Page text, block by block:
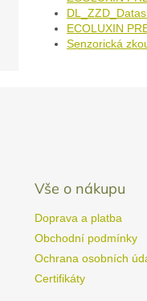
ECOLUXIN
Senzorická
Vše o nákupu
Doprava a platba
Obchodní podmínky
Ochrana osobních
Certifikáty